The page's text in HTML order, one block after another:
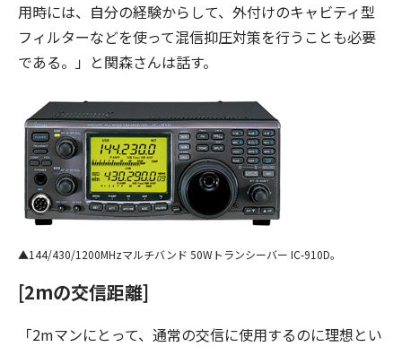
用時には、自分の経験からして、外付けのキャビティ型
フィルターなどを使って混信抑圧対策を行うことも必要
である。」と関森さんは話す。
144/430/1200MHzマルチバンド 50Wトランシーバー IC-910D。
[2mの交信距離]
「2mマンにとって、通常の交信に使用するのに理想とい